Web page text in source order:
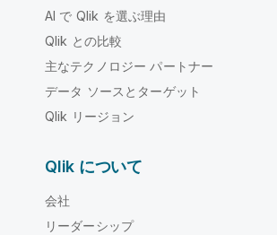
AI で Qlik を選ぶ理由
Qlik との比較
主なテクノロジー パートナー
データ ソースとターゲット
Qlik リージョン
Qlik について
会社
リーダーシップ